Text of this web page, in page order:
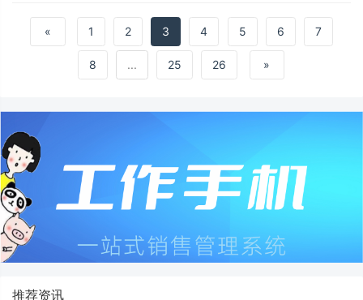
« 1 2 3 4 5 6 7
8 ... 25 26 »
推荐资讯